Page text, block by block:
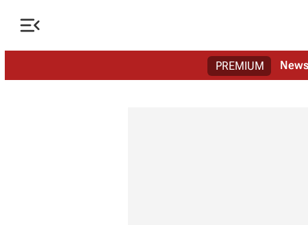

PREMIUM